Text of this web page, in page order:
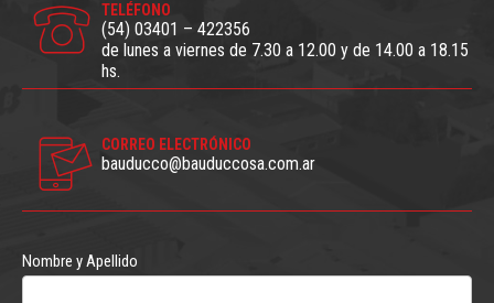
TELÉFONO
(54) 03401 – 422356
de lunes a viernes de 7.30 a 12.00 y de 14.00 a 18.15
hs.
CORREO ELECTRÓNICO
bauducco@bauduccosa.com.ar
Nombre y Apellido